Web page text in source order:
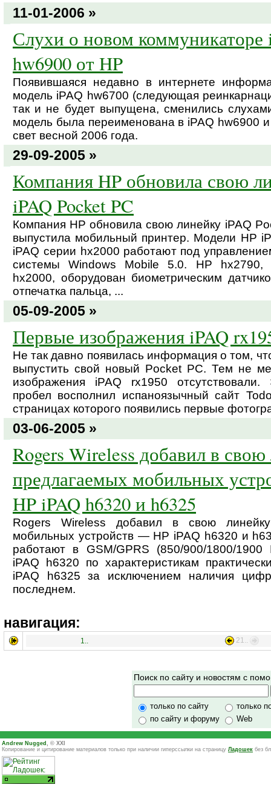
11-01-2006 »
Слухи о новом коммуникаторе
hw6900 от HP
Появившаяся недавно в интернете
модель iPAQ hw6700 (следующая
так и не будет выпущена, сменились
модель была переименована в iPAQ hw6900 и
свет весной 2006 года.
29-09-2005 »
Компания HP обновила свою
iPAQ Pocket PC
Компания HP обновила свою линейку iPAQ
выпустила мобильный принтер. Модели HP
iPAQ серии hx2000 работают под
системы Windows Mobile 5.0. HP hx2790,
hx2000, оборудован биометрическим
отпечатка пальца, ...
05-09-2005 »
Первые изображения iPAQ
Не так давно появилась информация о том,
выпустить свой новый Pocket PC. Тем не
изображения iPAQ rx1950
пробел восполнил испаноязычный сайт
страницах которого появились первые
03-06-2005 »
Rogers Wireless добавил в
предлагаемых мобильных
HP iPAQ h6320 и h6325
Rogers Wireless добавил в свою
мобильных устройств — HP iPAQ h6320 и
работают в GSM/GPRS (850/900/1800/1900
iPAQ h6320 по характеристикам
iPAQ h6325 за исключением наличия
последнем.
навигация:
1.. 21..
Поиск по сайту и новостям с
только по сайту
только
по сайту и форуму
Web
Andrew Nugged , © XXI
Копирование и цитирование материалов только при наличии гиперссылки на страницу Ладошек без